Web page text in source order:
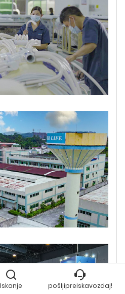
Iskanje pošljipreiskavozdaj!